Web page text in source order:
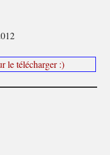
le télécharger :)